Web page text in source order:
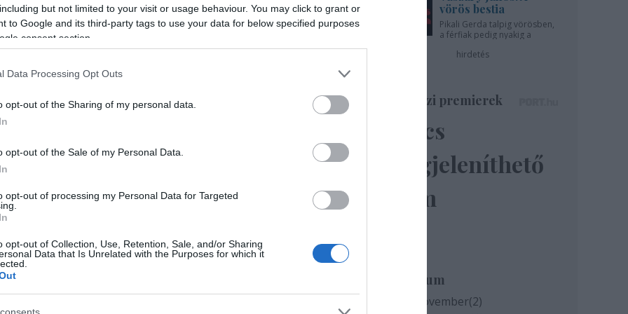
but not limited to your visit or usage behaviour. You may click to grant or
to Google and its third-party tags to use your data for below specified purposes
consent section.
Data Processing Opt Outs
opt-out of the Sharing of my personal data.
opt-out of the Sale of my Personal Data.
opt-out of processing my Personal Data for Targeted
opt-out of Collection, Use, Retention, Sale, and/or Sharing
Data that Is Unrelated with the Purposes for which it
népszerű Top Dogs (rendező: Bagossy László) előadás a
Unió Portóban megrendezett XIII. Fesztiválján Moliere
közönségsikert a Petőfi Sándor utcai társulat.
vörös bestia
Pikali Gerda talpig vörösben,
a férfiak pedig nyakig a
hirdetés
Színházi premierek
Nincs
megjeleníthető
elem
Archívum
2020 november(2)